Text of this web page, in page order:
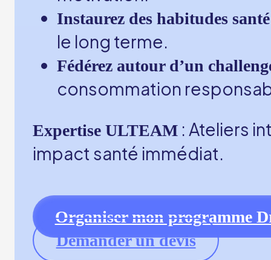
Instaurez des habitudes
le long terme.
Fédérez autour d’un
consommation
Expertise ULTEAM : Ateliers
impact santé immédiat.
Organiser mon programme
Demander un devis